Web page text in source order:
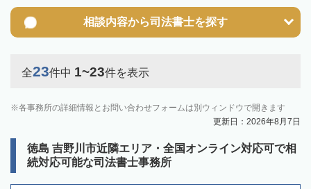
相談内容から司法書士を探す
全23件中 1~23件を表示
各事務所の詳細情報とお問い合わせフォームは別ウィンドウで開きます
更新日：2026年8月7日
徳島 吉野川市近隣エリア・全国オンライン対応可で相
続対応可能な司法書士事務所